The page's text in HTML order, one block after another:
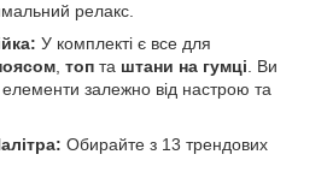
релакс.
У комплекті є все для
, топ та штани на гумці. Ви
залежно від настрою та
Обирайте з 13 трендових